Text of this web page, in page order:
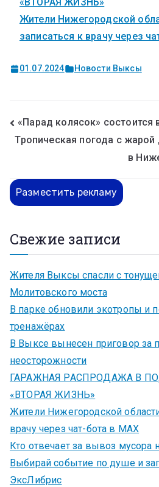
«ВТОРАЯ ЖИЗНЬ»
Жители Нижегородской
записаться к врачу через
01.07.2024 Новости Выксы
«Парад колясок» состоится
Тропическая погода с жарой
в
Разместить рекламу
Свежие записи
Жителя Выксы спасли с
Молитовского моста
В парке обновили экотропы и
тренажёрах
В Выксе вынесен приговор за
неосторожности
ГАРАЖНАЯ РАСПРОДАЖА В
«ВТОРАЯ ЖИЗНЬ»
Жители Нижегородской
врачу через чат-бота в MAX
Кто отвечает за вывоз мусора
Выбирай событие по душе и
ЭксЛибрис